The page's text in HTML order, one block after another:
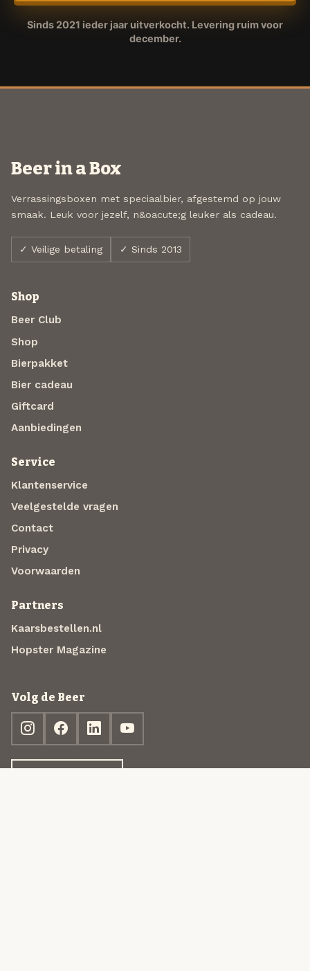
Sinds 2021 ieder jaar uitverkocht. Levering ruim voor
december.
Beer in a Box
Verrassingsboxen met speciaalbier, afgestemd op jouw
smaak. Leuk voor jezelf, n&oacute;g leuker als cadeau.
✓ Veilige betaling ✓ Sinds 2013
Shop
Beer Club
Shop
Bierpakket
Bier cadeau
Giftcard
Aanbiedingen
Service
Klantenservice
Veelgestelde vragen
Contact
Privacy
Voorwaarden
Partners
Kaarsbestellen.nl
Hopster Magazine
Volg de Beer